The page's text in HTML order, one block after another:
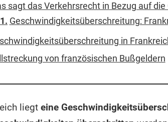
sagt das Verkehrsrecht in Bezug auf
Geschwindigkeitsüberschreitung:
in
von französischen Bußgeldern
liegt eine